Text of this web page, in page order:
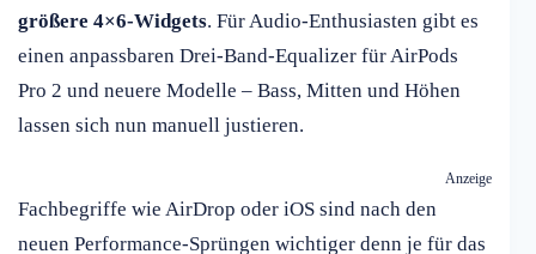
größere 4×6-Widgets. Für Audio-Enthusiasten gibt es
einen anpassbaren Drei-Band-Equalizer für AirPods
Pro 2 und neuere Modelle – Bass, Mitten und Höhen
lassen sich nun manuell justieren.
Anzeige
Fachbegriffe wie AirDrop oder iOS sind nach den
neuen Performance-Sprüngen wichtiger denn je für das